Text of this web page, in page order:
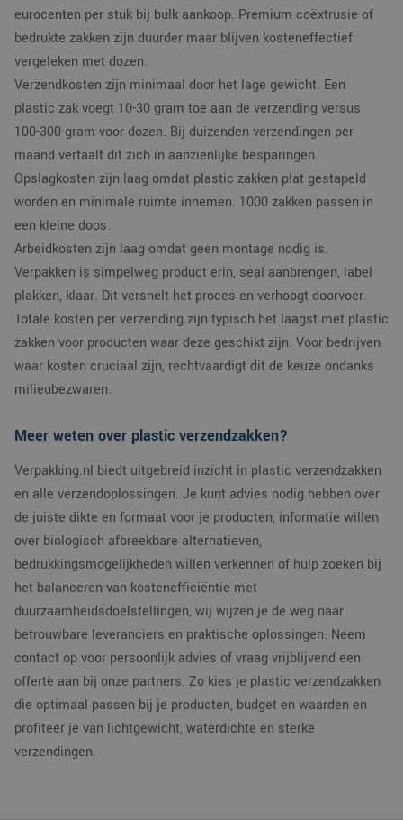
eurocenten per stuk bij bulk aankoop. Premium coëxtrusie of
bedrukte zakken zijn duurder maar blijven kosteneffectief
vergeleken met dozen.
Verzendkosten zijn minimaal door het lage gewicht. Een
plastic zak voegt 10-30 gram toe aan de verzending versus
100-300 gram voor dozen. Bij duizenden verzendingen per
maand vertaalt dit zich in aanzienlijke besparingen.
Opslagkosten zijn laag omdat plastic zakken plat gestapeld
worden en minimale ruimte innemen. 1000 zakken passen in
een kleine doos.
Arbeidkosten zijn laag omdat geen montage nodig is.
Verpakken is simpelweg product erin, seal aanbrengen, label
plakken, klaar. Dit versnelt het proces en verhoogt doorvoer.
Totale kosten per verzending zijn typisch het laagst met plastic
zakken voor producten waar deze geschikt zijn. Voor bedrijven
waar kosten cruciaal zijn, rechtvaardigt dit de keuze ondanks
milieubezwaren.
Meer weten over plastic verzendzakken?
Verpakking.nl biedt uitgebreid inzicht in plastic verzendzakken
en alle verzendoplossingen. Je kunt advies nodig hebben over
de juiste dikte en formaat voor je producten, informatie willen
over biologisch afbreekbare alternatieven,
bedrukkingsmogelijkheden willen verkennen of hulp zoeken bij
het balanceren van kostenefficiëntie met
duurzaamheidsdoelstellingen, wij wijzen je de weg naar
betrouwbare leveranciers en praktische oplossingen. Neem
contact op voor persoonlijk advies of vraag vrijblijvend een
offerte aan bij onze partners. Zo kies je plastic verzendzakken
die optimaal passen bij je producten, budget en waarden en
profiteer je van lichtgewicht, waterdichte en sterke
verzendingen.